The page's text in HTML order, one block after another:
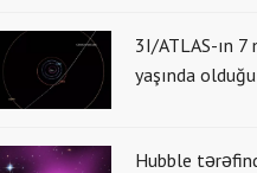
3I/ATLAS-ın 7
yaşında
Hubble